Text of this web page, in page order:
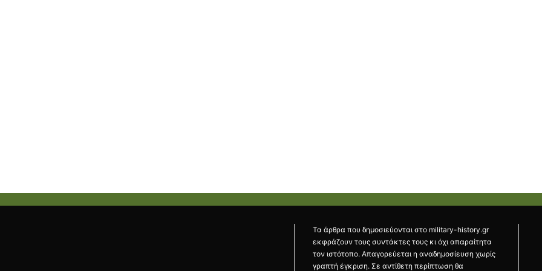
Τα άρθρα που δημοσιεύονται στο military-history.gr
εκφράζουν τους συντάκτες τους κι όχι απαραίτητα
τον ιστότοπο. Απαγορεύεται η αναδημοσίευση χωρίς
γραπτή έγκριση. Σε αντίθετη περίπτωση θα